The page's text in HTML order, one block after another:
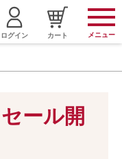
ログイン カート メニュー
ール開